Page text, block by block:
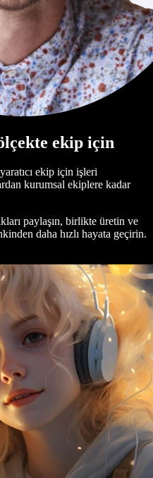
ekip için
ekip için işleri
kurumsal ekiplere kadar
paylaşın, birlikte üretin ve
daha hızlı hayata geçirin.